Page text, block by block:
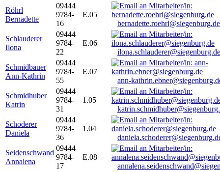
Röhrl
Bernadette
09444
9784-
16
E.05
bernadette.roehrl@siegenburg.de
Schlauderer
Ilona
09444
9784-
22
E.06
ilona.schlauderer@siegenburg.de
Schmidbauer
Ann-Kathrin
09444
9784-
55
E.07
ann-
Schmidhuber
Katrin
09444
9784-
31
1.05
Schoderer
Daniela
09444
9784-
36
1.04
Seidenschwand
Annalena
09444
9784-
17
E.08